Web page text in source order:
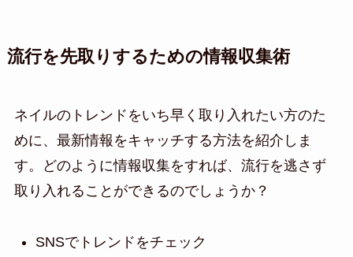
流行を先取りするための情報収集術
ネイルのトレンドをいち早く取り入れたい方のた
めに、最新情報をキャッチする方法を紹介しま
す。どのように情報収集をすれば、流行を逃さず
取り入れることができるのでしょうか？
SNSでトレンドをチェック